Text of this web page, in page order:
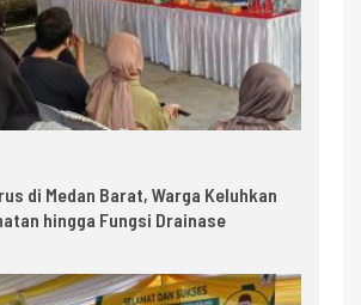
di Medan Barat, Warga Keluhkan
hingga Fungsi Drainase